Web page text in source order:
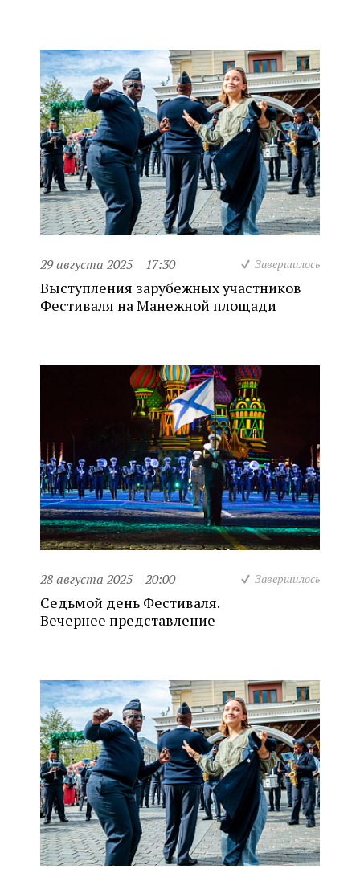
29 августа 2025 17:30 Завершилось
Выступления зарубежных участников
Фестиваля на Манежной площади
28 августа 2025 20:00 Завершилось
Седьмой день Фестиваля.
Вечернее представление